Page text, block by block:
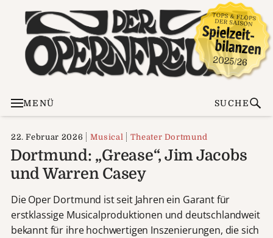
MENÜ SUCHE
22. Februar 2026 Musical Theater Dortmund
Dortmund: „Grease“, Jim Jacobs
und Warren Casey
Die Oper Dortmund ist seit Jahren ein Garant für
erstklassige Musicalproduktionen und deutschlandweit
bekannt für ihre hochwertigen Inszenierungen, die sich